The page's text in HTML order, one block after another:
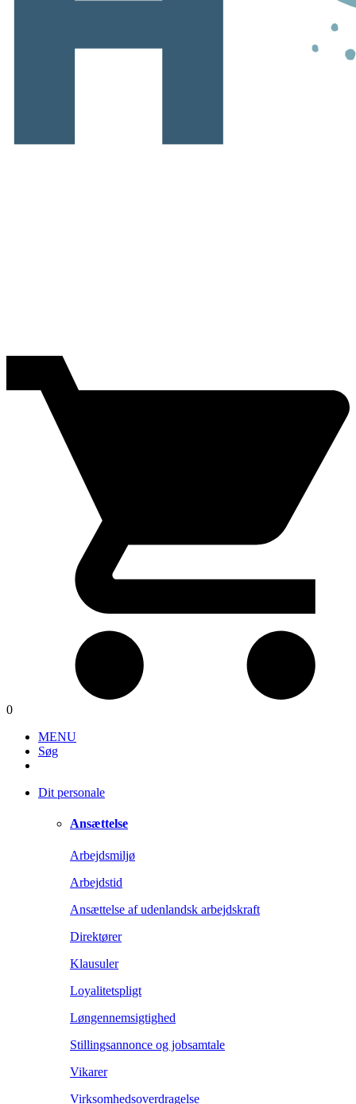
0
MENU
Søg
Dit personale
Ansættelse
Arbejdsmiljø
Arbejdstid
Ansættelse af udenlandsk arbejdskraft
Direktører
Klausuler
Loyalitetspligt
Løngennemsigtighed
Stillingsannonce og jobsamtale
Vikarer
Virksomhedsoverdragelse